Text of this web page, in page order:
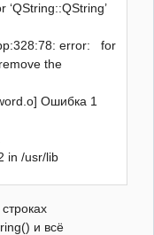
error: for
the
Ошибка 1
in /usr/lib
и всё